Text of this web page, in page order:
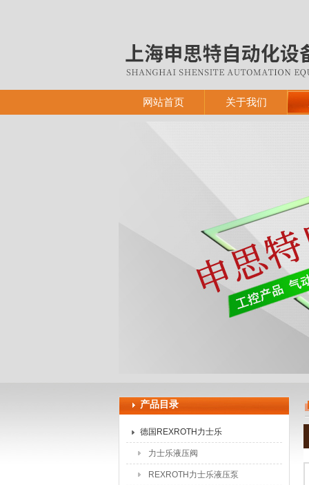
网站首页 关于我们
产品目录
德国REXROTH力士乐
力士乐液压阀
REXROTH力士乐液压泵